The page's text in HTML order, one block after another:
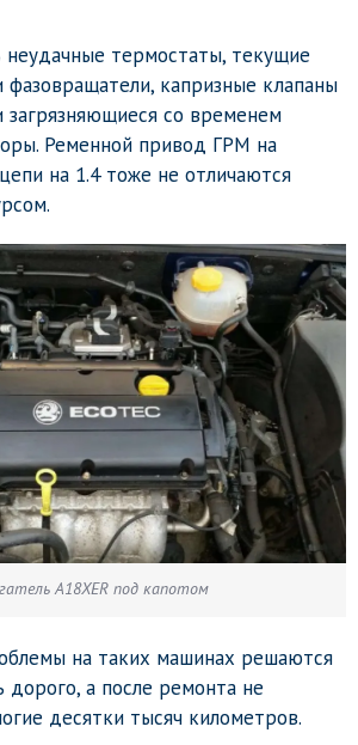
термостаты, текущие
фазовращатели, капризные клапаны
загрязняющиеся со временем
Ременной привод ГРМ на
на 1.4 тоже не отличаются
A18XER под капотом
на таких машинах решаются
а после ремонта не
десятки тысяч километров.